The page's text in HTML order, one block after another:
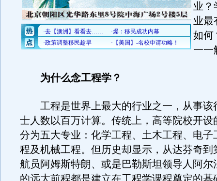
业？
业最
如何
一一
为什么念工程学？
工程是世界上最大的行业之一，从事该
士人数以百万计算。传统上，高等院校开设
分为五大专业：化学工程、土木工程、电子
程及机械工程。但历史却显示，从达芬奇到
航员阿姆斯特朗、或是巴勒斯坦领导人阿尔
的远大前程都是建立在工程学课程奠定的基